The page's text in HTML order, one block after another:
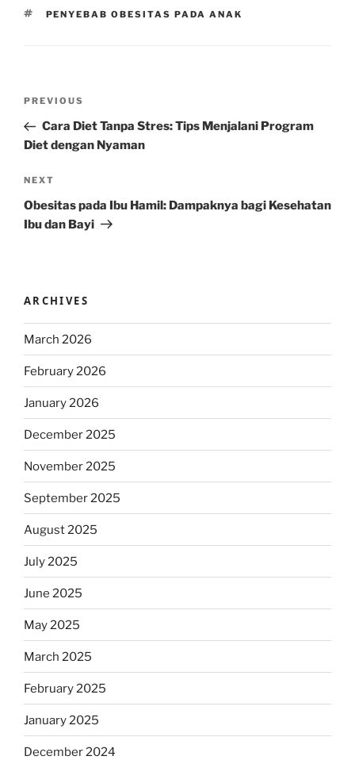
TAGS
PENYEBAB OBESITAS PADA ANAK
Previous
Post
PREVIOUS
Cara Diet Tanpa Stres: Tips Menjalani Program
Diet dengan Nyaman
Next
Post
NEXT
Obesitas pada Ibu Hamil: Dampaknya bagi Kesehatan
Ibu dan Bayi
ARCHIVES
March 2026
February 2026
January 2026
December 2025
November 2025
September 2025
August 2025
July 2025
June 2025
May 2025
March 2025
February 2025
January 2025
December 2024